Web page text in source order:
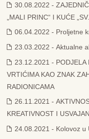
30.08.2022 -
„MALI PRINC“ I KUĆE
06.04.2022 - Proljetne
23.03.2022 - Aktualne
23.12.2021 - PODJELA
VRTIĆIMA KAO ZNAK
RADIONICAMA
26.11.2021 -
KREATIVNOST I
24.08.2021 - Kolovoz u